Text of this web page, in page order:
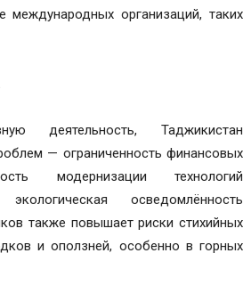
международных организаций, таких
деятельность, Таджикистан
— ограниченность финансовых
модернизации технологий
осведомлённость
также повышает риски стихийных
и оползней, особенно в горных